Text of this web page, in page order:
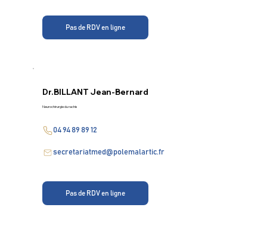
Pas de RDV en ligne
Dr.BILLANT Jean-Bernard
Neurochirurgie du rachis
04 94 89 89 12
secretariatmed@polemalartic.fr
Pas de RDV en ligne